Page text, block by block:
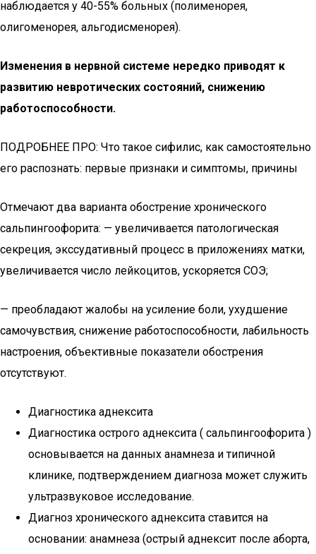
наблюдается у 40-55% больных (полименорея,
олигоменорея, альгодисменорея).
Изменения в нервной системе нередко приводят к
развитию невротических состояний, снижению
работоспособности.
ПОДРОБНЕЕ ПРО: Что такое сифилис, как самостоятельно
его распознать: первые признаки и симптомы, причины
Отмечают два варианта обострение хронического
сальпингоофорита: — увеличивается патологическая
секреция, экссудативный процесс в приложениях матки,
увеличивается число лейкоцитов, ускоряется СОЭ;
— преобладают жалобы на усиление боли, ухудшение
самочувствия, снижение работоспособности, лабильность
настроения, объективные показатели обострения
отсутствуют.
Диагностика аднексита
Диагностика острого аднексита ( сальпингоофорита )
основывается на данных анамнеза и типичной
клинике, подтверждением диагноза может служить
ультразвуковое исследование.
Диагноз хронического аднексита ставится на
основании: анамнеза (острый аднексит после аборта,